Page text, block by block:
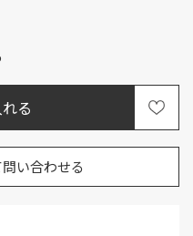
い合わせる